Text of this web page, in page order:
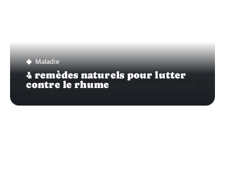
Maladie
4 remèdes naturels pour lutter
contre le rhume